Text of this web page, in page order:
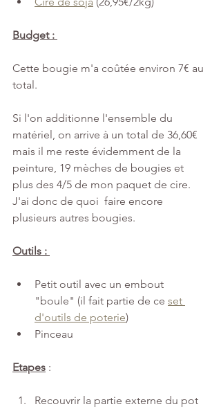
Budget :
Cette bougie m'a coûtée environ 7€ au
total.
Si l'on additionne l'ensemble du
matériel, on arrive à un total de 36,60€
mais il me reste évidemment de la
peinture, 19 mèches de bougies et
plus des 4/5 de mon paquet de cire.
J'ai donc de quoi  faire encore
plusieurs autres bougies.
Outils :
Petit outil avec un embout
"boule" (il fait partie de ce set
d'outils de poterie)
Pinceau
Etapes :
Recouvrir la partie externe du pot